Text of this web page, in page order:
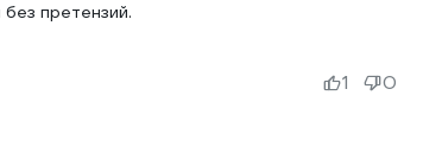
претензий.
1 0